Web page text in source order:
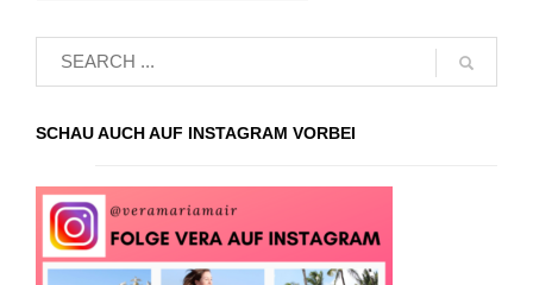
SCHAU AUCH AUF INSTAGRAM VORBEI